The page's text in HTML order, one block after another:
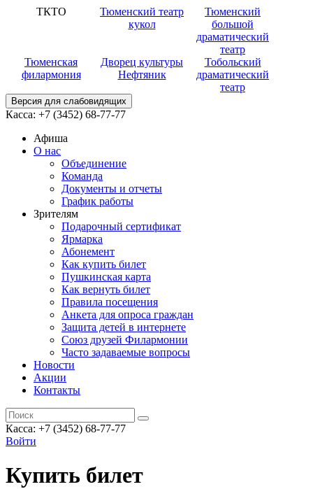
ТКТО
Тюменский театр
кукол
Тюменский
большой
драматический
театр
Тюменская
филармония
Дворец культуры
Нефтяник
Тобольский
драматический
театр
Версия для слабовидящих
Касса: +7 (3452) 68-77-77
Афиша
О нас
Объединение
Команда
Документы и отчеты
График работы
Зрителям
Подарочный сертификат
Ярмарка
Абонемент
Как купить билет
Пушкинская карта
Как вернуть билет
Правила посещения
Анкета для опроса граждан
Защита детей в интернете
Союз друзей Филармонии
Часто задаваемые вопросы
Новости
Акции
Контакты
Касса: +7 (3452) 68-77-77
Войти
Купить билет